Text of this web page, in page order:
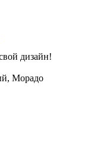
дизайн!
Морадо